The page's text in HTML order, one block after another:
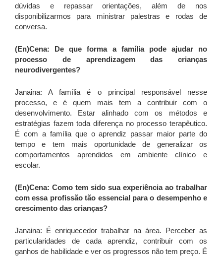
dúvidas e repassar orientações, além de nos
disponibilizarmos para ministrar palestras e rodas de
conversa.
(En)Cena: De que forma a família pode ajudar no
processo de aprendizagem das crianças
neurodivergentes?
Janaina: A família é o principal responsável nesse
processo, e é quem mais tem a contribuir com o
desenvolvimento. Estar alinhado com os métodos e
estratégias fazem toda diferença no processo terapêutico.
É com a família que o aprendiz passar maior parte do
tempo e tem mais oportunidade de generalizar os
comportamentos aprendidos em ambiente clínico e
escolar.
(En)Cena: Como tem sido sua experiência ao trabalhar
com essa profissão tão essencial para o desempenho e
crescimento das crianças?
Janaina: É enriquecedor trabalhar na área. Perceber as
particularidades de cada aprendiz, contribuir com os
ganhos de habilidade e ver os progressos não tem preço. É